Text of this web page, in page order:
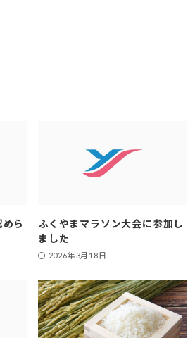
ら
ふくやまマラソン大会に参加し
ました
2026年3月18日